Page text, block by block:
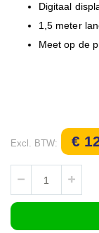
Digitaal
1,5 meter
Meet op de
€